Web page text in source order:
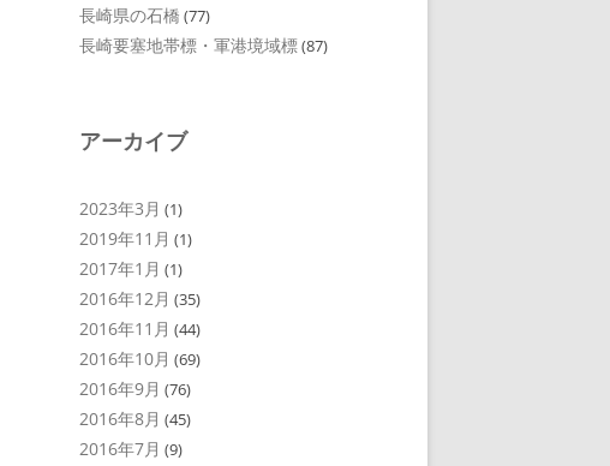
長崎県の石橋 (77)
長崎要塞地帯標・軍港境域標(87)
アーカイブ
2023年3月 (1)
2019年11月 (1)
2017年1月 (1)
2016年12月 (35)
2016年11月 (44)
2016年10月 (69)
2016年9月 (76)
2016年8月 (45)
2016年7月 (9)